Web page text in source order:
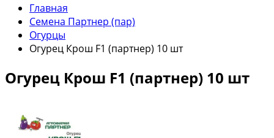
Главная
Семена Партнер (пар)
Огурцы
Огурец Крош F1 (партнер) 10 шт
Огурец Крош F1 (партнер) 10 шт